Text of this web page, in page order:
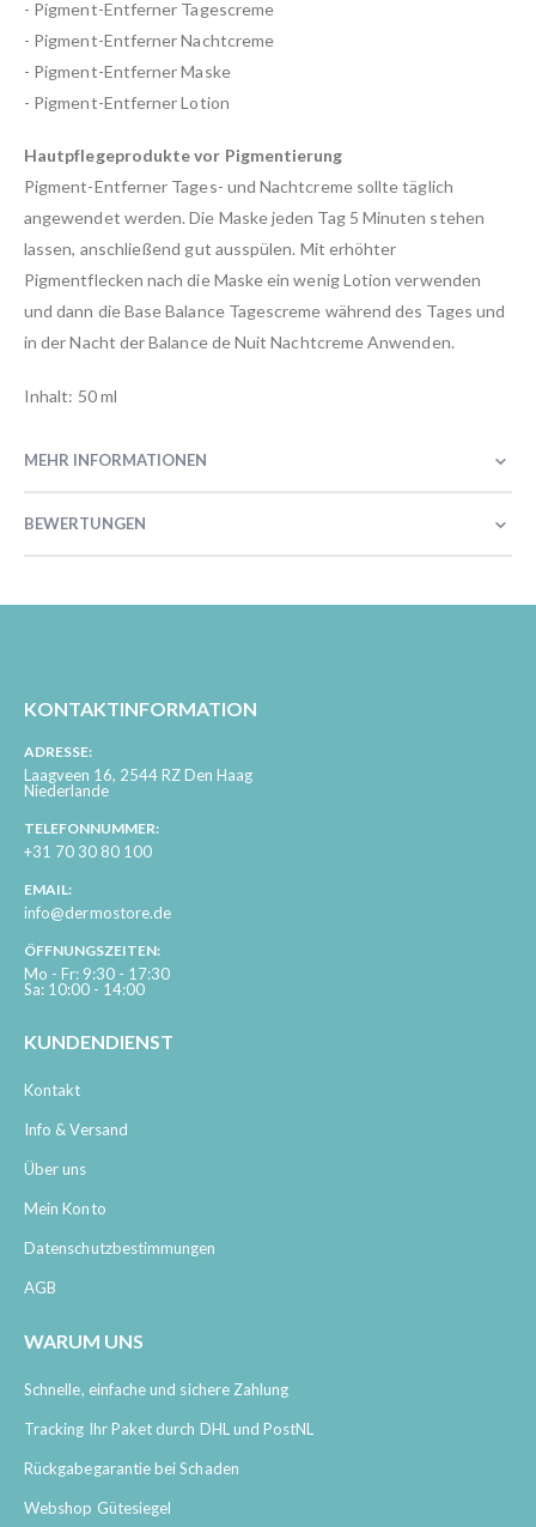
- Pigment-Entferner Tagescreme
- Pigment-Entferner Nachtcreme
- Pigment-Entferner Maske
- Pigment-Entferner Lotion
Hautpflegeprodukte vor Pigmentierung
Pigment-Entferner Tages- und Nachtcreme sollte täglich
angewendet werden. Die Maske jeden Tag 5 Minuten stehen
lassen, anschließend gut ausspülen. Mit erhöhter
Pigmentflecken nach die Maske ein wenig Lotion verwenden
und dann die Base Balance Tagescreme während des Tages und
in der Nacht der Balance de Nuit Nachtcreme Anwenden.
Inhalt: 50 ml
MEHR INFORMATIONEN
BEWERTUNGEN
KONTAKTINFORMATION
ADRESSE:
Laagveen 16, 2544 RZ Den Haag
Niederlande
TELEFONNUMMER:
+31 70 30 80 100
EMAIL:
info@dermostore.de
ÖFFNUNGSZEITEN:
Mo - Fr: 9:30 - 17:30
Sa: 10:00 - 14:00
KUNDENDIENST
Kontakt
Info & Versand
Über uns
Mein Konto
Datenschutzbestimmungen
AGB
WARUM UNS
Schnelle, einfache und sichere Zahlung
Tracking Ihr Paket durch DHL und PostNL
Rückgabegarantie bei Schaden
Webshop Gütesiegel